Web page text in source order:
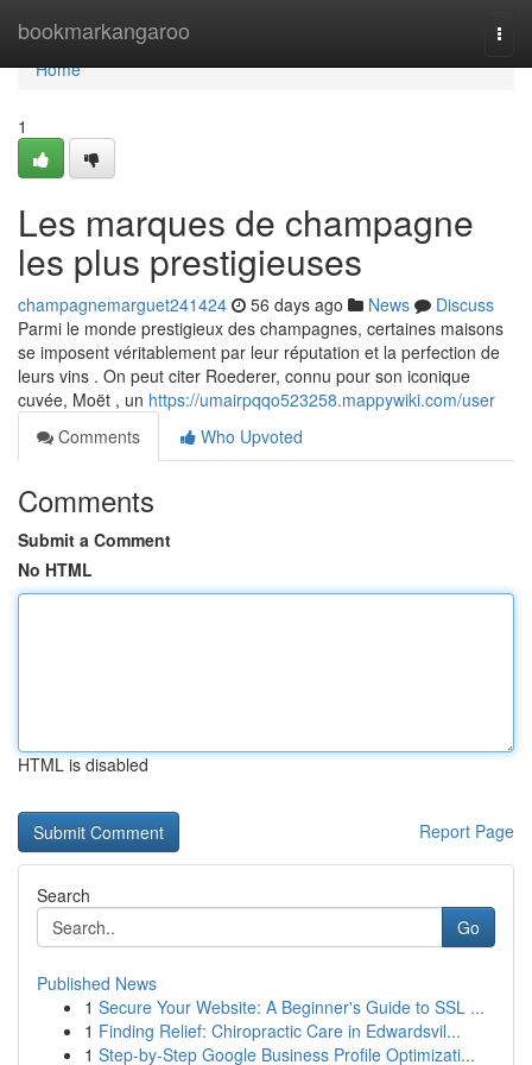
bookmarkangaroo
Home
Home
1
Les marques de champagne
les plus prestigieuses
champagnemarguet241424 56 days ago News
Discuss
Parmi le monde prestigieux des champagnes, certaines maisons
se imposent véritablement par leur réputation et la perfection de
leurs vins . On peut citer Roederer, connu pour son iconique
cuvée, Moët , un https://umairpqqo523258.mappywiki.com/user
Comments
Who Upvoted
Comments
Submit a Comment
No HTML
HTML is disabled
Report Page
Search
Go
Published News
1 Secure Your Website: A Beginner's Guide to SSL ...
1 Finding Relief: Chiropractic Care in Edwardsvil...
1 Step-by-Step Google Business Profile Optimizati...